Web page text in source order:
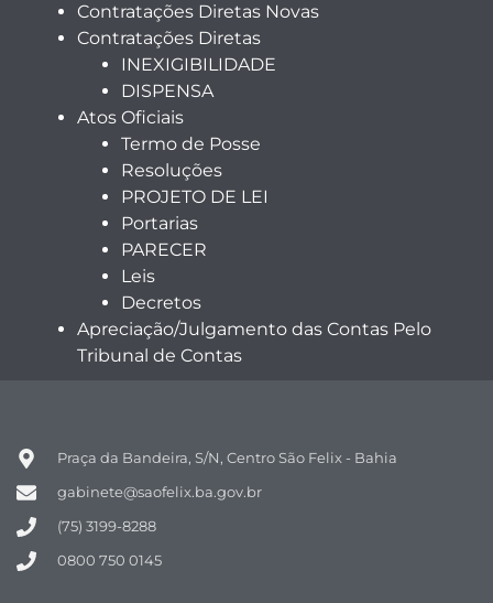
Contratações Diretas Novas
Contratações Diretas
INEXIGIBILIDADE
DISPENSA
Atos Oficiais
Termo de Posse
Resoluções
PROJETO DE LEI
Portarias
PARECER
Leis
Decretos
Apreciação/Julgamento das Contas Pelo
Tribunal de Contas
Praça da Bandeira, S/N, Centro São Felix - Bahia
gabinete@saofelix.ba.gov.br
(75) 3199-8288
0800 750 0145